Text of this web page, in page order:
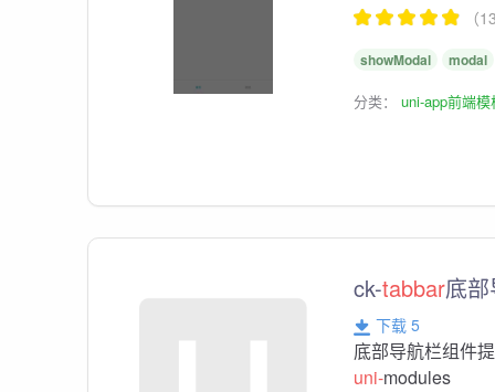
（
showModal modal
分类：uni-app前端模
ck-tabbar底
下载 5
底部导航栏组件
uni-modules